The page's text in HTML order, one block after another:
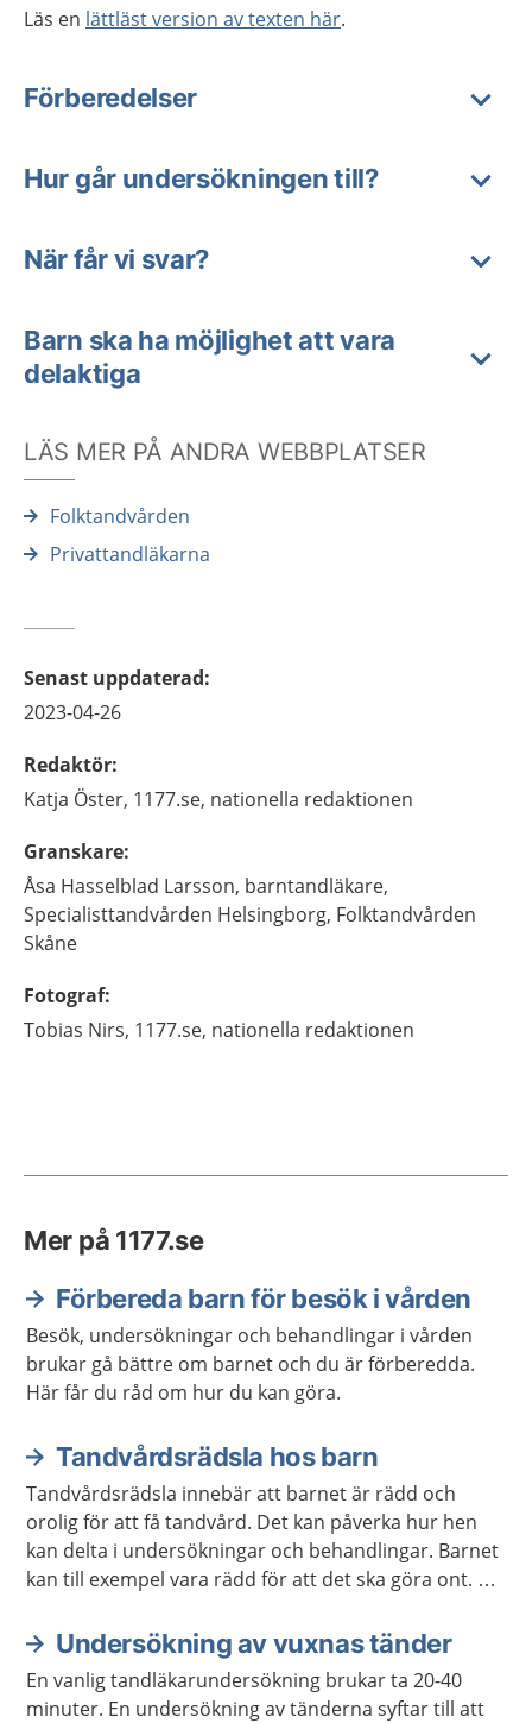
Läs en lättläst version av texten här.
Förberedelser
Hur går undersökningen till?
När får vi svar?
Barn ska ha möjlighet att vara
delaktiga
LÄS MER PÅ ANDRA WEBBPLATSER
Folktandvården
Privattandläkarna
Senast uppdaterad:
2023-04-26
Redaktör:
Katja Öster, 1177.se, nationella redaktionen
Granskare:
Åsa Hasselblad Larsson, barntandläkare,
Specialisttandvården Helsingborg, Folktandvården
Skåne
Fotograf:
Tobias Nirs, 1177.se, nationella redaktionen
Mer på 1177.se
Förbereda barn för besök i vården
Besök, undersökningar och behandlingar i vården
brukar gå bättre om barnet och du är förberedda.
Här får du råd om hur du kan göra.
Tandvårdsrädsla hos barn
Tandvårdsrädsla innebär att barnet är rädd och
orolig för att få tandvård. Det kan påverka hur hen
kan delta i undersökningar och behandlingar. Barnet
kan till exempel vara rädd för att det ska göra ont. Ni
Undersökning av vuxnas tänder
En vanlig tandläkarundersökning brukar ta 20-40
minuter. En undersökning av tänderna syftar till att